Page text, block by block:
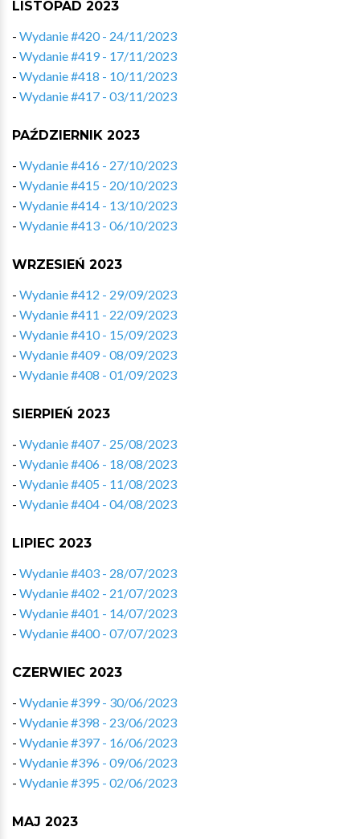
LISTOPAD 2023
- Wydanie #420 - 24/11/2023
- Wydanie #419 - 17/11/2023
- Wydanie #418 - 10/11/2023
- Wydanie #417 - 03/11/2023
PAŹDZIERNIK 2023
- Wydanie #416 - 27/10/2023
- Wydanie #415 - 20/10/2023
- Wydanie #414 - 13/10/2023
- Wydanie #413 - 06/10/2023
WRZESIEŃ 2023
- Wydanie #412 - 29/09/2023
- Wydanie #411 - 22/09/2023
- Wydanie #410 - 15/09/2023
- Wydanie #409 - 08/09/2023
- Wydanie #408 - 01/09/2023
SIERPIEŃ 2023
- Wydanie #407 - 25/08/2023
- Wydanie #406 - 18/08/2023
- Wydanie #405 - 11/08/2023
- Wydanie #404 - 04/08/2023
LIPIEC 2023
- Wydanie #403 - 28/07/2023
- Wydanie #402 - 21/07/2023
- Wydanie #401 - 14/07/2023
- Wydanie #400 - 07/07/2023
CZERWIEC 2023
- Wydanie #399 - 30/06/2023
- Wydanie #398 - 23/06/2023
- Wydanie #397 - 16/06/2023
- Wydanie #396 - 09/06/2023
- Wydanie #395 - 02/06/2023
MAJ 2023